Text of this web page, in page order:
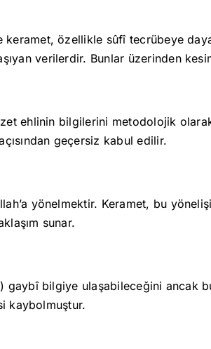
özellikle sûfî tecrübeye
verilerdir. Bunlar üzerinden
ehlinin bilgilerini metodolojik
geçersiz kabul edilir.
yönelmektir. Keramet, bu
sunar.
gaybî bilgiye ulaşabileceğini ancak
kaybolmuştur.